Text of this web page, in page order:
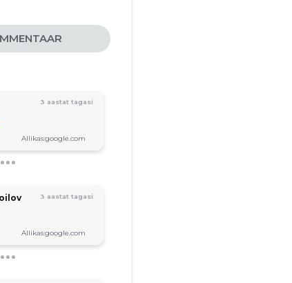
3 aastat tagasi
Allikas:google.com
3 aastat tagasi
Allikas:google.com